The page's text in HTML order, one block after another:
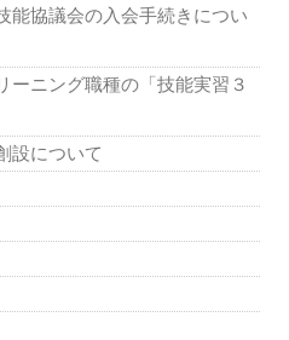
能協議会の入会手続きについ
ーニング職種の「技能実習３
設について